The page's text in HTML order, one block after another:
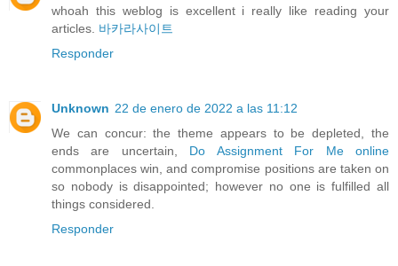
whoah this weblog is excellent i really like reading your
articles. 바카라사이트
Responder
Unknown 22 de enero de 2022 a las 11:12
We can concur: the theme appears to be depleted, the
ends are uncertain, Do Assignment For Me online
commonplaces win, and compromise positions are taken on
so nobody is disappointed; however no one is fulfilled all
things considered.
Responder